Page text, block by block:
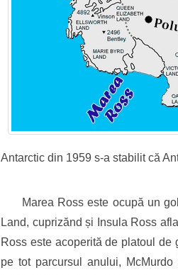
Antarctic din 1959 s-a stabilit că
Marea Ross este ocupă un
Land, cuprizănd și Insula Ross
Ross este acoperită de platoul de
pe tot parcursul anului,